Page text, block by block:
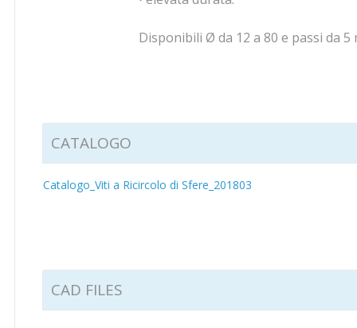
Disponibili Ø da 12 a 80 e passi da 5
CATALOGO
Catalogo_Viti a Ricircolo di Sfere_201803
CAD FILES